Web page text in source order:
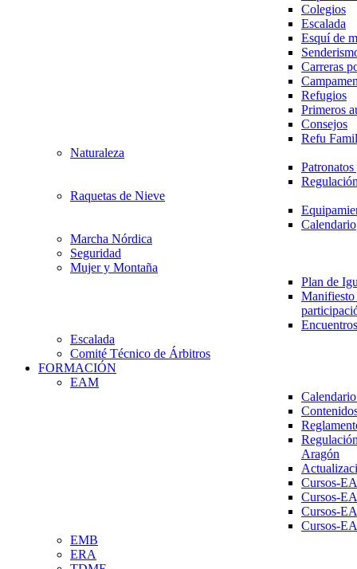
Colegios
Escalada
Esquí de
Carreras
Refugios
Primeros
Consejos
Refu
Naturaleza
Raquetas de Nieve
Calendario
Marcha Nórdica
Seguridad
Mujer y Montaña
Plan de
Escalada
Comité Técnico de Árbitros
FORMACIÓN
EAM
Aragón
Cursos-
Cursos-
Cursos-
Cursos-
EMB
ERA